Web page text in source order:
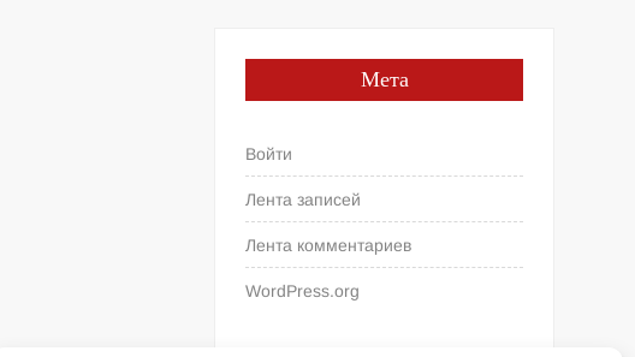
Мета
Войти
Лента записей
Лента комментариев
WordPress.org